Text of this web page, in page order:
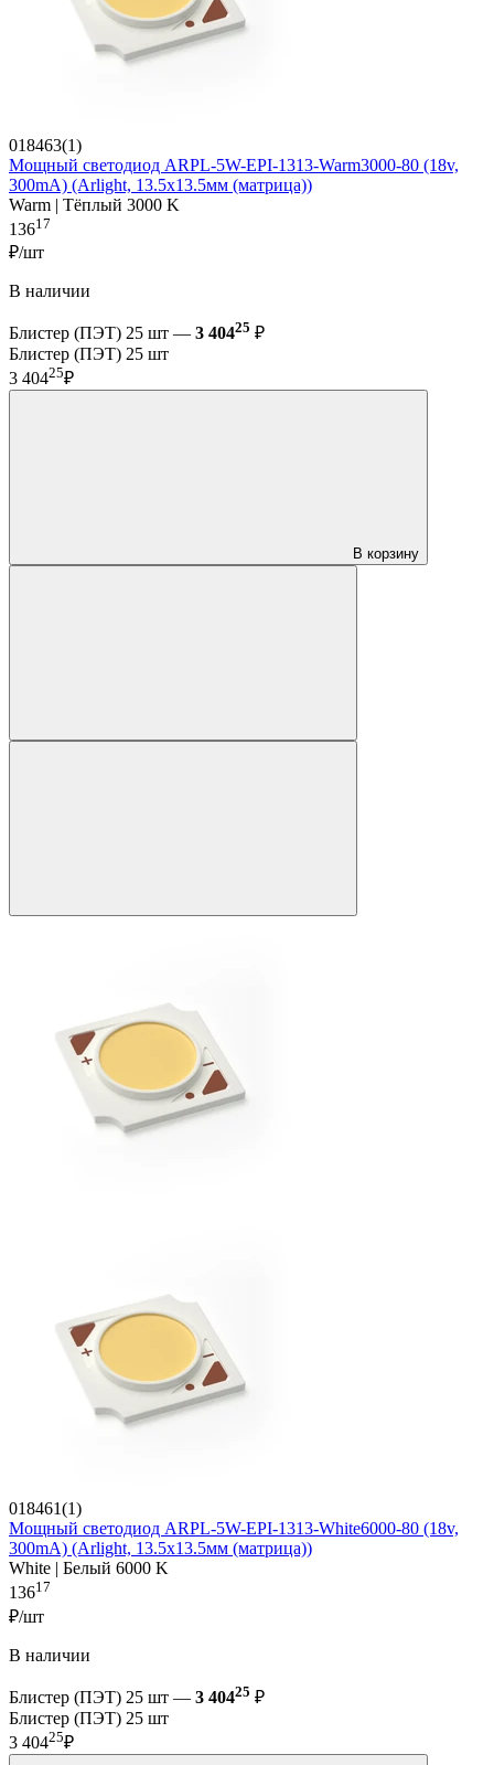
018463(1)
Мощный светодиод ARPL-5W-EPI-1313-Warm3000-80 (18v,
300mA) (Arlight, 13.5х13.5мм (матрица))
Warm | Тёплый 3000 K
13617
₽/шт
В наличии
Блистер (ПЭТ) 25 шт — 3 40425 ₽
Блистер (ПЭТ) 25 шт
3 40425₽
В корзину
018461(1)
Мощный светодиод ARPL-5W-EPI-1313-White6000-80 (18v,
300mA) (Arlight, 13.5х13.5мм (матрица))
White | Белый 6000 K
13617
₽/шт
В наличии
Блистер (ПЭТ) 25 шт — 3 40425 ₽
Блистер (ПЭТ) 25 шт
3 40425₽